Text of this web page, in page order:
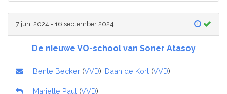
7 juni 2024 - 16 september 2024
De nieuwe VO-school van Soner Atasoy
Bente Becker (VVD), Daan de Kort (VVD)
Mariëlle Paul (VVD)